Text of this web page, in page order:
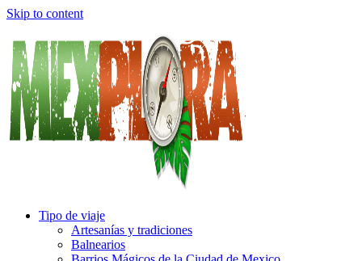
Skip to content
Tipo de viaje
Artesanías y tradiciones
Balnearios